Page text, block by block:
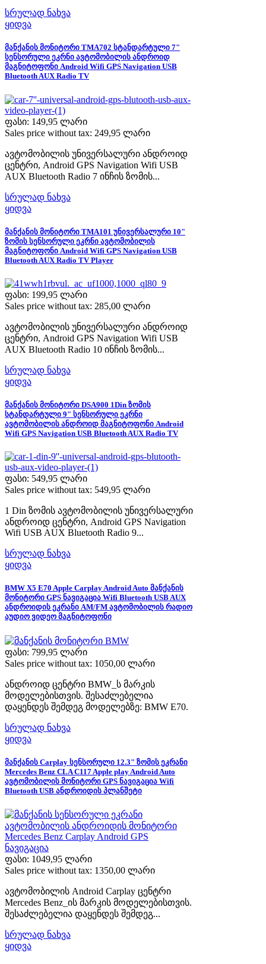
სრულად ნახვა
ყიდვა
მანქანის მონიტორი TMA702 სტანდარტული 7"
სენსორული ეკრნი ავტომობილის ანდროიდ
მაგნიტოფონი Android Wifi GPS Navigation USB
Bluetooth AUX Radio TV
ფასი: 149,95 ლარი
Sales price without tax: 249,95 ლარი
ავტომობილის უნივერსალური ანდროიდ
ცენტრი, Android GPS Navigation Wifi USB
AUX Bluetooth Radio 7 ინჩის ზომის...
სრულად ნახვა
ყიდვა
მანქანის მონიტორი TMA101 უნივერსალური 10"
ზომის სენსორული ეკრნი ავტომობილის
მაგნიტოფონი Android Wifi GPS Navigation USB
Bluetooth AUX Radio TV Player
ფასი: 199,95 ლარი
Sales price without tax: 285,00 ლარი
ავტომობილის უნივერსალური ანდროიდ
ცენტრი, Android GPS Navigation Wifi USB
AUX Bluetooth Radio 10 ინჩის ზომის...
სრულად ნახვა
ყიდვა
მანქანის მონიტორი DSA900 1Din ზომის
სტანდარტული 9" სენსორული ეკრნი
ავტომობილის ანდროიდ მაგნიტოფონი Android
Wifi GPS Navigation USB Bluetooth AUX Radio TV
ფასი: 549,95 ლარი
Sales price without tax: 549,95 ლარი
1 Din ზომის ავტომობილის უნივერსალური
ანდროიდ ცენტრი, Android GPS Navigation
Wifi USB AUX Bluetooth Radio 9...
სრულად ნახვა
ყიდვა
BMW X5 E70 Apple Carplay Android Auto მანქანის
მონიტორი GPS ნავიგაცია Wifi Bluetooth USB AUX
ანდროიდის ეკრანი AM/FM ავტომობილის რადიო
აუდიო ვიდეო მაგნიტოფონი
ფასი: 799,95 ლარი
Sales price without tax: 1050,00 ლარი
ანდროიდ ცენტრი BMW_ს მარკის
მოდელებისთვის. შესაძლებელია
დაყენდეს შემდეგ მოდელებზე: BMW E70.
სრულად ნახვა
ყიდვა
მანქანის Carplay სენსორული 12.3" ზომის ეკრანი
Mercedes Benz CLA C117 Apple play Android Auto
ავტომობილის მონიტორი GPS ნავიგაცია Wifi
Bluetooth USB ანდროიდის პლანშეტი
ფასი: 1049,95 ლარი
Sales price without tax: 1350,00 ლარი
ავტომობილის Android Carplay ცენტრი
Mercedes Benz_ის მარკის მოდელებისთვის.
შესაძლებელია დაყენდეს შემდეგ...
სრულად ნახვა
ყიდვა